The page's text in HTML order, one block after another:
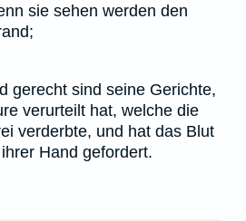
sie sehen werden den
gerecht sind seine Gerichte,
verurteilt hat, welche die
verderbte, und hat das Blut
Hand gefordert.